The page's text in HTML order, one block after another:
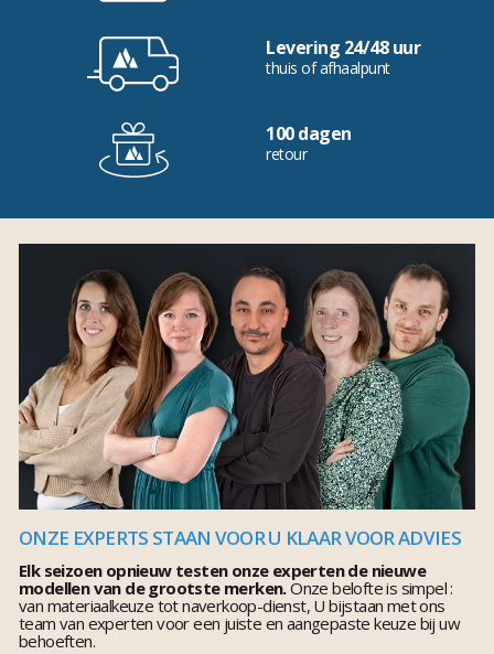
Levering 24/48 uur
thuis of afhaalpunt
100 dagen
retour
ONZE EXPERTS STAAN VOOR U KLAAR VOOR ADVIES
Elk seizoen opnieuw testen onze experten de nieuwe
modellen van de grootste merken.Onze belofte is simpel :
van materiaalkeuze tot naverkoop-dienst, U bijstaan met ons
team van experten voor een juiste en aangepaste keuze bij uw
behoeften.